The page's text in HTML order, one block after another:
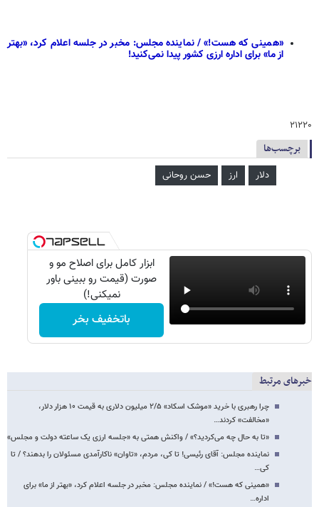
«همینی که هست!» / نماینده مجلس: مخبر در جلسه اعلام کرد، «بهتر
از ما» برای اداره ارزی کشور پیدا نمی‌کنید!
۲۱۲۲۰
برچسب‌ها
دلار ارز حسن روحانی
ابزار کامل برای اصلاح مو و
صورت (قیمت رو ببینی باور
نمیکنی!)
باتخفیف بخر
خبرهای مرتبط
چرا رهبری با خرید «موشک اسکاد» ۲/۵ میلیون دلاری به قیمت ۱۰ هزار دلار،
«مخالفت» کردند…
«تا به حال چه می‌کردید؟» / واکنش همتی به «جلسه ارزی یک ساعته دولت و مجلس»
نماینده مجلس: آقای رئیسی! تا کی، مردم، «تاوان» ناکارآمدی مسئولان را بدهند؟ / تا
کی…
«همینی که هست!» / نماینده مجلس: مخبر در جلسه اعلام کرد، «بهتر از ما» برای
اداره…